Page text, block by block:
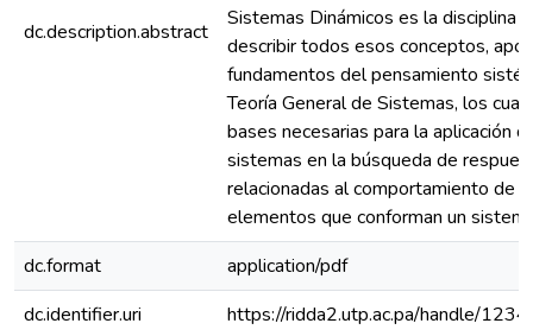
dc.description.abstract
Sistemas Dinámicos es la disciplina
describir todos esos conceptos,
fundamentos del pensamiento
Teoría General de Sistemas, los
bases necesarias para la aplicación
sistemas en la búsqueda de
relacionadas al comportamiento de
elementos que conforman un
dc.format
application/pdf
dc.identifier.uri
https://ridda2.utp.ac.pa/handle/